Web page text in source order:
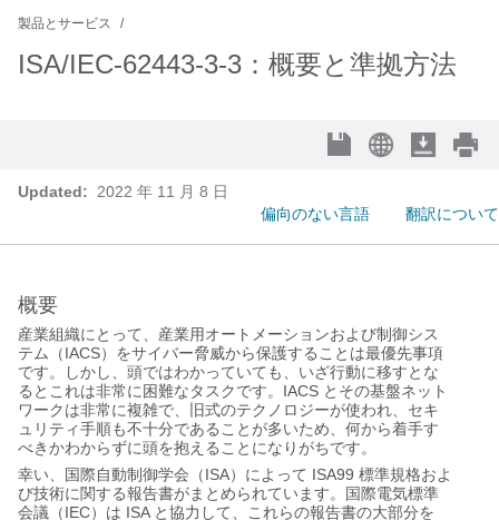
製品とサービス
ISA/IEC-62443-3-3：概要と準拠方法
Updated:
2022 年 11 月 8 日
偏向のない言語
翻訳について
概要
産業組織にとって、産業用オートメーションおよび制御シス
テム（ IACS）をサイバー脅威から保護することは最優先事項
です。しかし、頭ではわかっていても、いざ行動に移すとな
るとこれは非常に困難なタスクです。 IACS とその基盤ネット
ワークは非常に複雑で、旧式のテクノロジーが使われ、セキ
ュリティ手順も不十分であることが多いため、何から着手す
べきかわからずに頭を抱えることになりがちです。
幸い、国際自動制御学会（ ISA）によって ISA99 標準規格およ
び技術に関する報告書がまとめられています。国際電気標準
会議（ IEC）は ISA と協力して、これらの報告書の大部分を